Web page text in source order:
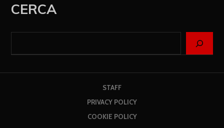
CERCA
STAFF
PRIVACY POLICY
COOKIE POLICY